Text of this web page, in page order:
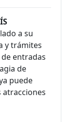
a su
y trámites
entradas
de
puede